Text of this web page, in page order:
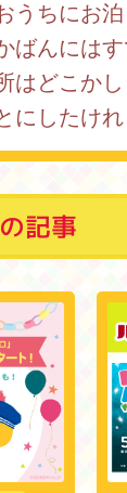
うちにお
ばんには
はどこか
にしたけれ
記事